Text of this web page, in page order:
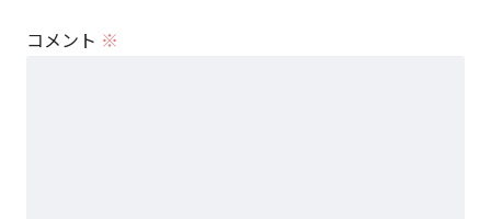
コメント ※